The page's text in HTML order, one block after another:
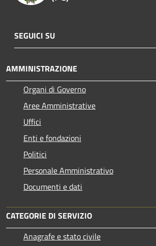
SEGUICI SU
AMMINISTRAZIONE
Organi di Governo
Aree Amministrative
Uffici
Enti e fondazioni
Politici
Personale Amministrativo
Documenti e dati
CATEGORIE DI SERVIZIO
Anagrafe e stato civile